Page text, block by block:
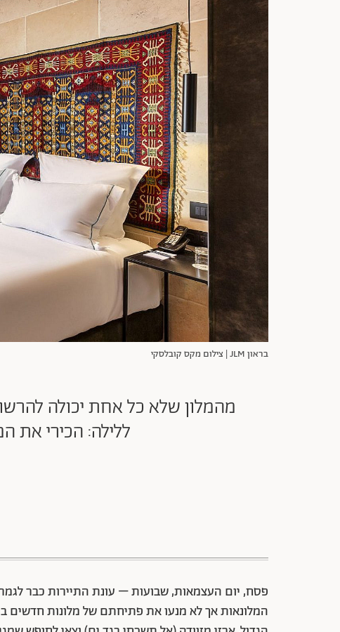
בראון JLM | צילום מקס קובלסקי
ללילה: הכירי את
פסח, יום העצמאות, שבועות – עונת התיירות כבר
המלונאות אך לא מנעו את פתיחתם של מלונות חדשים